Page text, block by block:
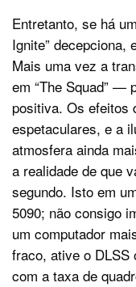
Entretanto, se há
Ignite” decepciona,
Mais uma vez a
em “The Squad” —
positiva. Os efeitos
espetaculares, e a
atmosfera ainda
a realidade de que
segundo. Isto em
5090; não consigo
um computador
fraco, ative o DLSS
com a taxa de